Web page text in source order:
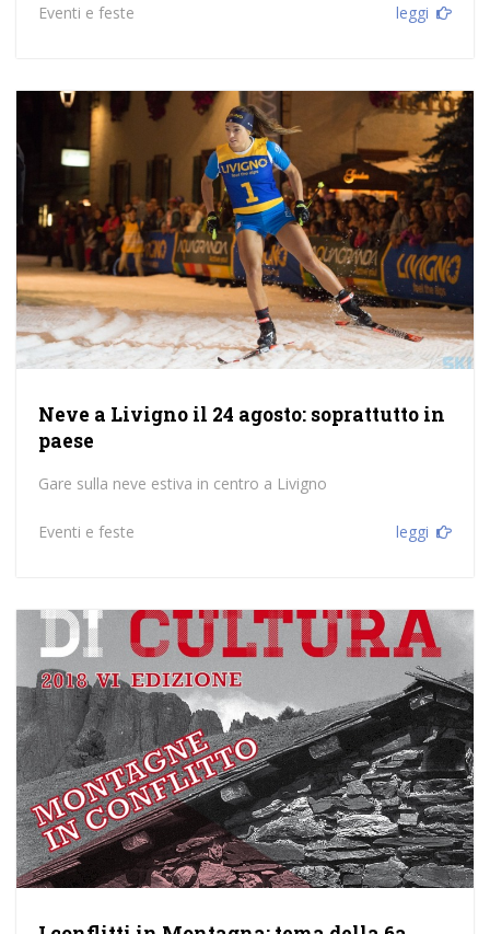
Eventi e feste leggi
Neve a Livigno il 24 agosto: soprattutto in
paese
Gare sulla neve estiva in centro a Livigno
Eventi e feste leggi